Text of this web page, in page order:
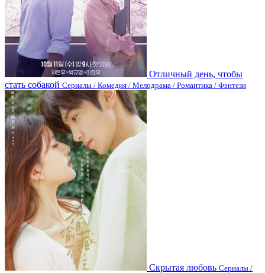
Отличный день, чтобы
стать собакой Сериалы / Комедия / Мелодрама / Романтика / Фэнтези
Скрытая любовь Сериалы /